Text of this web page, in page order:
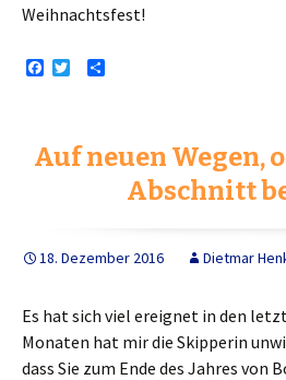
Weihnachtsfest!
o
o
e
r
n
Auf neuen Wegen,
Abschnitt
18. Dezember 2016 Dietmar
Es hat sich viel ereignet in den
Monaten hat mir die Skipperin
dass Sie zum Ende des Jahres von